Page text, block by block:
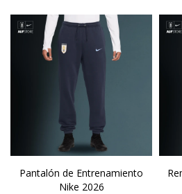
Pantalón de Entrenamiento
Nike 2026